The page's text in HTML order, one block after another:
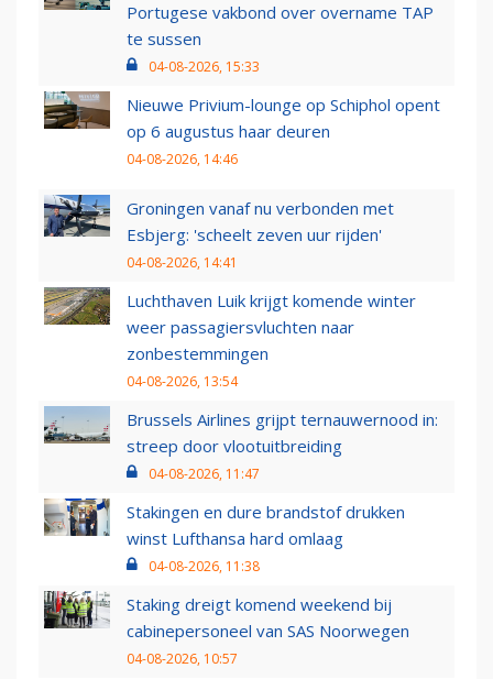
Portugese vakbond over overname TAP
te sussen
04-08-2026, 15:33
Nieuwe Privium-lounge op Schiphol opent
op 6 augustus haar deuren
04-08-2026, 14:46
Groningen vanaf nu verbonden met
Esbjerg: 'scheelt zeven uur rijden'
04-08-2026, 14:41
Luchthaven Luik krijgt komende winter
weer passagiersvluchten naar
zonbestemmingen
04-08-2026, 13:54
Brussels Airlines grijpt ternauwernood in:
streep door vlootuitbreiding
04-08-2026, 11:47
Stakingen en dure brandstof drukken
winst Lufthansa hard omlaag
04-08-2026, 11:38
Staking dreigt komend weekend bij
cabinepersoneel van SAS Noorwegen
04-08-2026, 10:57